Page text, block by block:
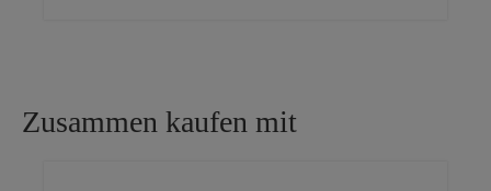
Zusammen kaufen mit